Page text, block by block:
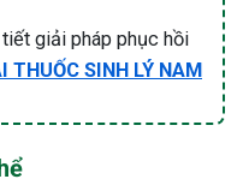
giải pháp phục hồi
THUỐC SINH LÝ NAM